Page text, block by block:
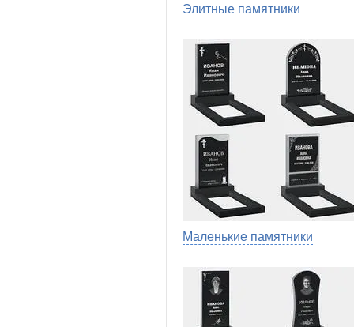
Элитные памятники
Маленькие памятники